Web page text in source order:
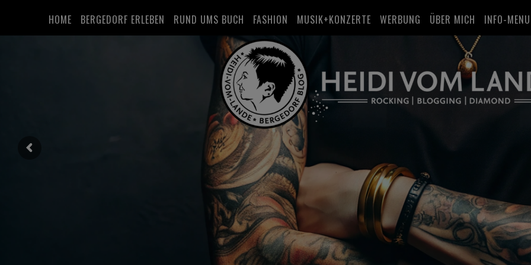
HOME BERGEDORF ERLEBEN RUND UMS BUCH FASHION MUSIK+KONZERTE WERBUNG ÜBER MICH INFO-